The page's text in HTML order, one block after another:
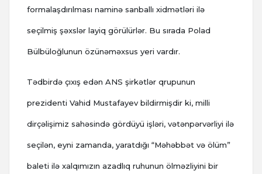
formalaşdırılması naminə sanballı xidmətləri ilə
seçilmiş şəxslər layiq görülürlər. Bu sırada Polad
Bülbüloğlunun özünəməxsus yeri vardır.
Tədbirdə çıxış edən ANS şirkətlər qrupunun
prezidenti Vahid Mustafayev bildirmişdir ki, milli
dirçəlişimiz sahəsində gördüyü işləri, vətənpərvərliyi ilə
seçilən, eyni zamanda, yaratdığı “Məhəbbət və ölüm”
baleti ilə xalqımızın azadlıq ruhunun ölməzliyini bir